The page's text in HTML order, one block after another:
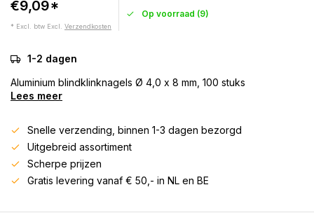
€9,09*
* Excl. btw Excl. Verzendkosten
Op voorraad (9)
1-2 dagen
Aluminium blindklinknagels Ø 4,0 x 8 mm, 100 stuks
Lees meer
Snelle verzending, binnen 1-3 dagen bezorgd
Uitgebreid assortiment
Scherpe prijzen
Gratis levering vanaf € 50,- in NL en BE